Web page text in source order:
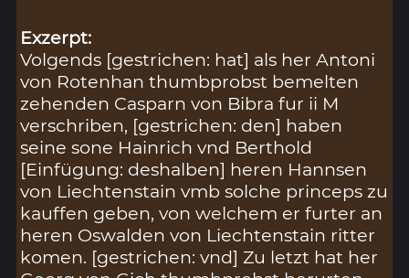
Exzerpt:
Volgends [gestrichen: hat] als her Antoni
von Rotenhan thumbprobst bemelten
zehenden Casparn von Bibra fur ii M
verschriben, [gestrichen: den] haben
seine sone Hainrich vnd Berthold
[Einfügung: deshalben] heren Hannsen
von Liechtenstain vmb solche princeps zu
kauffen geben, von welchem er furter an
heren Oswalden von Liechtenstain ritter
komen. [gestrichen: vnd] Zu letzt hat her